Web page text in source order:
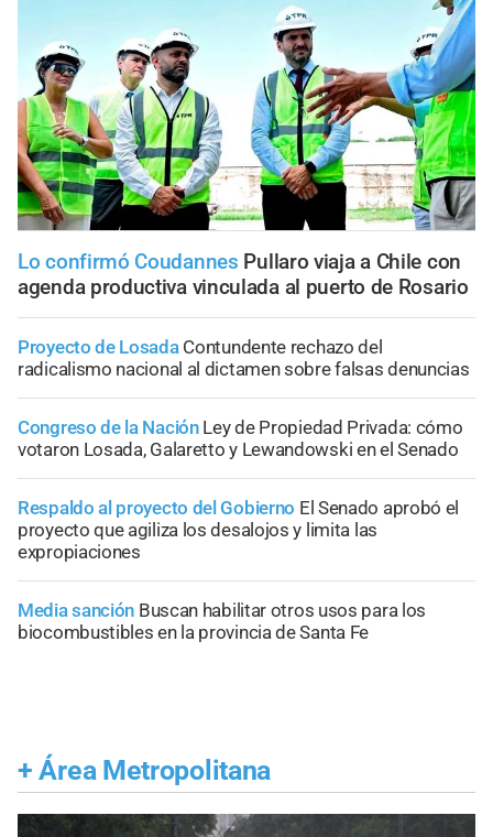
Lo confirmó Coudannes Pullaro viaja a Chile con
agenda productiva vinculada al puerto de Rosario
Proyecto de Losada Contundente rechazo del
radicalismo nacional al dictamen sobre falsas denuncias
Congreso de la Nación Ley de Propiedad Privada: cómo
votaron Losada, Galaretto y Lewandowski en el Senado
Respaldo al proyecto del Gobierno El Senado aprobó el
proyecto que agiliza los desalojos y limita las
expropiaciones
Media sanción Buscan habilitar otros usos para los
biocombustibles en la provincia de Santa Fe
+ Área Metropolitana